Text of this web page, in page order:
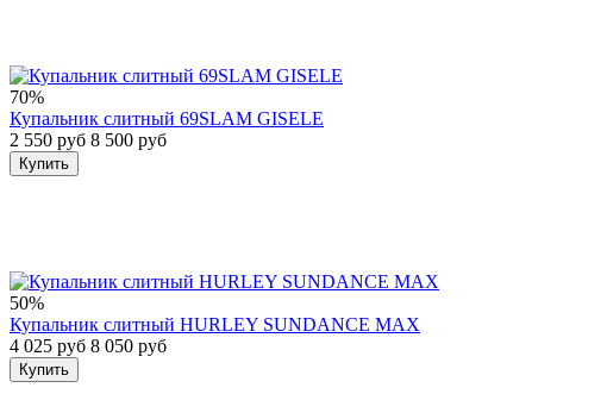
70%
Купальник слитный 69SLAM GISELE
2 550 руб 8 500 руб
Купить
50%
Купальник слитный HURLEY SUNDANCE MAX
4 025 руб 8 050 руб
Купить